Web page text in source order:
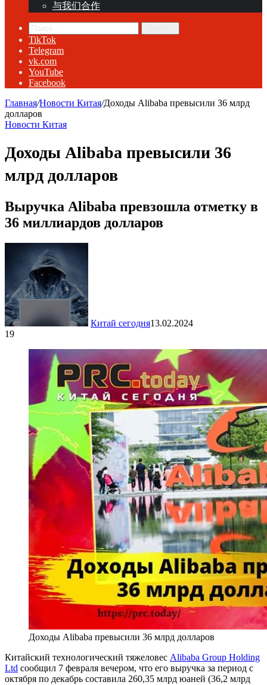
与我们合作
TikTok
Telegram
vk.com
YouTube
Facebook
Главная/Новости Китая/Доходы Alibaba превысили 36 млрд
долларов
Новости Китая
Доходы Alibaba превысили 36
млрд долларов
Выручка Alibaba превзошла отметку в
36 миллиардов долларов
Китай сегодня13.02.2024
19
Доходы Alibaba превысили 36 млрд долларов
Китайский технологический тяжеловес Alibaba Group Holding
Ltd сообщил 7 февраля вечером, что его выручка за период с
октября по декабрь составила 260,35 млрд юаней (36,2 млрд